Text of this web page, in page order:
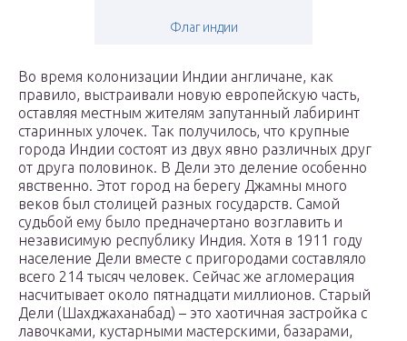
Флаг индии
Во время колонизации Индии англичане, как
правило, выстраивали новую европейскую часть,
оставляя местным жителям запутанный лабиринт
старинных улочек. Так получилось, что крупные
города Индии состоят из двух явно различных друг
от друга половинок. В Дели это деление особенно
явственно. Этот город на берегу Джамны много
веков был столицей разных государств. Самой
судьбой ему было предначертано возглавить и
независимую республику Индия. Хотя в 1911 году
население Дели вместе с пригородами составляло
всего 214 тысяч человек. Сейчас же агломерация
насчитывает около пятнадцати миллионов. Старый
Дели (Шахджаханабад) – это хаотичная застройка с
лавочками, кустарными мастерскими, базарами,